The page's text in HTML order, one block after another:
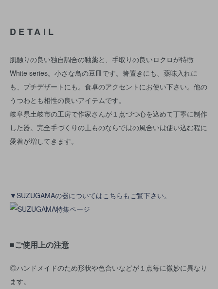
DETAIL
肌触りの良い独自調合の釉薬と、手取りの良いロクロが特徴
White series。小さな鳥の豆皿です。箸置きにも、薬味入れに
も、プチデザートにも。食卓のアクセントにお使い下さい。他の
うつわとも相性の良いアイテムです。
岐阜県土岐市の工房で作家さんが１点づつ心を込めて丁寧に制作
した器。完全手づくりの土ものならではの風合いは使い込む程に
愛着が増してきます。
▼SUZUGAMAの器についてはこちらもご覧下さい。
■ご使用上の注意
◎ハンドメイドのため形状や色合いなどが１点毎に微妙に異なり
ます。